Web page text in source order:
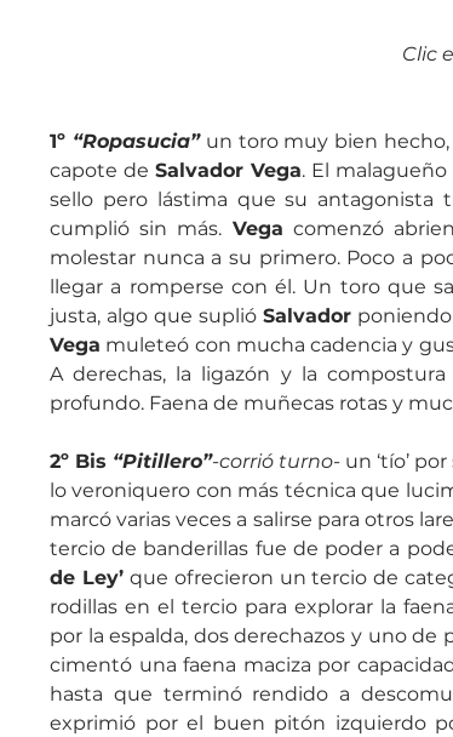
Clic
1º “Ropasucia” un toro muy bien hecho,
capote de Salvador Vega. El malagueño
sello pero lástima que su antagonista
cumplió sin más. Vega comenzó
molestar nunca a su primero. Poco a
llegar a romperse con él. Un toro que
justa, algo que suplió Salvador
Vega muleteó con mucha cadencia y
A derechas, la ligazón y la
profundo. Faena de muñecas rotas y
2º Bis “Pitillero”-corrió turno- un ‘tío’
lo veroniquero con más técnica que
marcó varias veces a salirse para otros
tercio de banderillas fue de poder a
de Ley’ que ofrecieron un tercio de
rodillas en el tercio para explorar la
por la espalda, dos derechazos y uno de
cimentó una faena maciza por
hasta que terminó rendido a
exprimió por el buen pitón izquierdo